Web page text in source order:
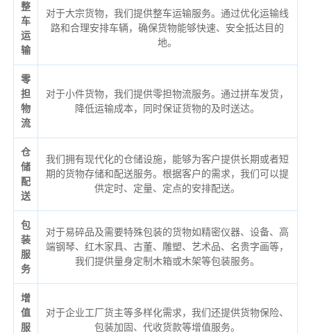
整
车
运
输
对于大宗货物，我们提供整车运输服务。通过优化运输线
路和合理安排车辆，确保货物能够快速、安全抵达目的
地。
零
担
物
流
对于小件货物，我们提供零担物流服务。通过拼车发货，
降低运输成本，同时保证货物的及时送达。
仓
储
配
送
我们拥有现代化的仓储设施，能够为客户提供长期或者短
期的货物存储和配送服务。根据客户的需求，我们可以提
供定时、定量、定点的安排配送。
包
装
服
务
对于易碎品及需要特殊包装的货物如精密仪器、设备、高
端钢琴、红木家具、古董、雕塑、艺术品、名贵字画等，
我们提供量身定制木箱或木架等包装服务。
增
值
服
对于企业工厂货主等多样化需求，我们还提供货物保险、
包装加固、代收货款等增值服务。